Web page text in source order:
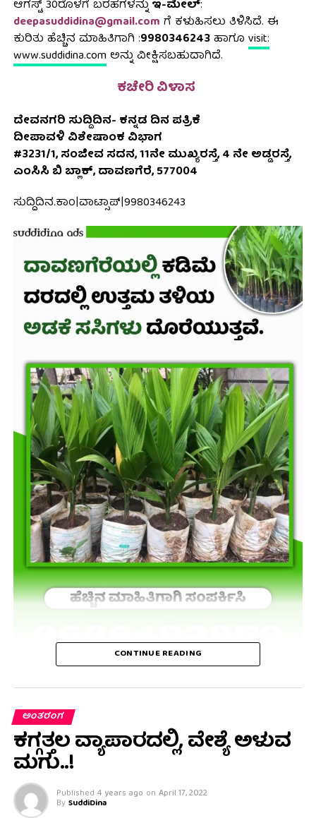
ಆಗಸ್ಟ್‌ 30ರೊಳಗೆ ಬರಹಗಳನ್ನುಇ-ಮೇಲ್‌:
deepasuddidina@gmail.com ಗೆ ಕಳುಹಿಸಲು ತಿಳಿಸಿದೆ. ಈ
ಕುರಿತು ಹೆಚ್ಚಿನ ಮಾಹಿತಿಗಾಗಿ :9980346243ಹಾಗೂ visit:
www.suddidina.comಅನ್ನು ವೀಕ್ಷಿಸಬಹುದಾಗಿದೆ.
ಕಚೇರಿ ವಿಳಾಸ
ದೇವನಗರಿ ಸುದ್ದಿದಿನ- ಕನ್ನಡ ದಿನ ಪತ್ರಿಕೆ
ದೀಪಾವಳಿ ವಿಶೇಷಾಂಕ ವಿಭಾಗ
#3231/1, ಸಂಜೀವ ಸದನ, 11ನೇ ಮುಖ್ಯರಸ್ತೆ, 4 ನೇ ಅಡ್ಡರಸ್ತೆ,
ಎಂಸಿಸಿ ಬಿ ಬ್ಲಾಕ್, ದಾವಣಗೆರೆ, 577004
ಸುದ್ದಿದಿನ.ಕಾಂ|ವಾಟ್ಸಾಪ್|9980346243
CONTINUE READING
ಅಂತರಂಗ
ಕಗ್ಗತ್ತಲ ವ್ಯಾಪಾರದಲ್ಲಿ, ವೇಶ್ಯೆ ಅಳುವ
ಮಗು..!
Published 4 years ago on April 17, 2022
By SuddiDina